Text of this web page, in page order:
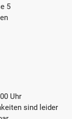
5
Uhr
sind leider